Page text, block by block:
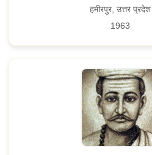
हमीरपुर, उत्तर प्रदेश
1963